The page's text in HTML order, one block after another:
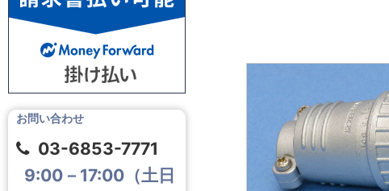
お問い合わせ
03-6853-7771
9:00－17:00（土日